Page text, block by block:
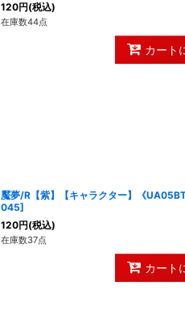
120円(税込)
在庫数44点
カート
魘夢/R【紫】【キャラクター】《
045]
120円(税込)
在庫数37点
カート